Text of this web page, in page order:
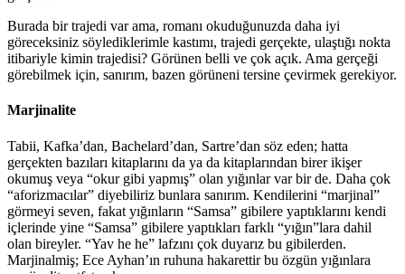
Burada bir trajedi var ama, romanı okuduğunuzda daha iyi
göreceksiniz söylediklerimle kastımı, trajedi gerçekte, ulaştığı nokta
itibariyle kimin trajedisi? Görünen belli ve çok açık. Ama gerçeği
görebilmek için, sanırım, bazen görüneni tersine çevirmek gerekiyor.
Marjinalite
Tabii, Kafka’dan, Bachelard’dan, Sartre’dan söz eden; hatta
gerçekten bazıları kitaplarını da ya da kitaplarından birer ikişer
okumuş veya “okur gibi yapmış” olan yığınlar var bir de. Daha çok
“aforizmacılar” diyebiliriz bunlara sanırım. Kendilerini “marjinal”
görmeyi seven, fakat yığınların “Samsa” gibilere yaptıklarını kendi
içlerinde yine “Samsa” gibilere yaptıkları farklı “yığın”lara dahil
olan bireyler. “Yav he he” lafzını çok duyarız bu gibilerden.
Marjinalmiş; Ece Ayhan’ın ruhuna hakarettir bu özgün yığınlara